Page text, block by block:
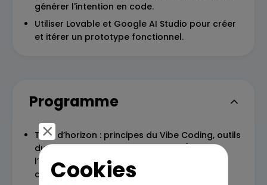
générer l'intention en code.
Utiliser Lovable et Google AI Studio pour créer
et itérer un prototype fonctionnel.
Programme
Tour d’horizon : principes du Vibe Coding, outils
du marché, workflow en 6 étapes (définir
l’objectif, prompt, générer, itérer, tester,
déployer).
Cookies